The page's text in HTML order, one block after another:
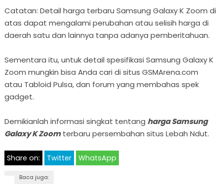
Catatan: Detail harga terbaru Samsung Galaxy K Zoom di
atas dapat mengalami perubahan atau selisih harga di
daerah satu dan lainnya tanpa adanya pemberitahuan.
Sementara itu, untuk detail spesifikasi Samsung Galaxy K
Zoom mungkin bisa Anda cari di situs GSMArena.com
atau Tabloid Pulsa, dan forum yang membahas spek
gadget.
Demikianlah informasi singkat tentang harga Samsung
Galaxy K Zoomterbaru persembahan situs Lebah Ndut.
Share on: Twitter WhatsApp
Baca juga: